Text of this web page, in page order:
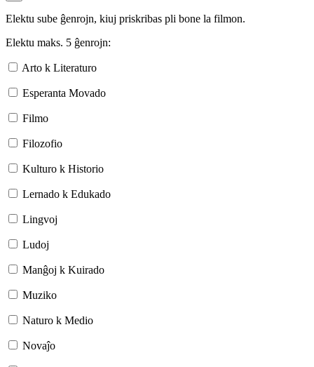
Elektu sube ĝenrojn, kiuj priskribas pli bone la filmon.
Elektu maks. 5 ĝenrojn:
Arto k Literaturo
Esperanta Movado
Filmo
Filozofio
Kulturo k Historio
Lernado k Edukado
Lingvoj
Ludoj
Manĝoj k Kuirado
Muziko
Naturo k Medio
Novaĵo